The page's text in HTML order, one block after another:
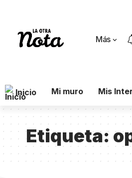
Más
Inicio Mi muro Mis
Etiqueta: